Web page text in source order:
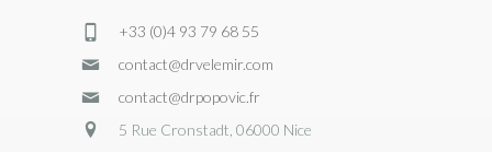
+33 (0)4 93 79 68 55
contact@drvelemir.com
contact@drpopovic.fr
5 Rue Cronstadt, 06000 Nice